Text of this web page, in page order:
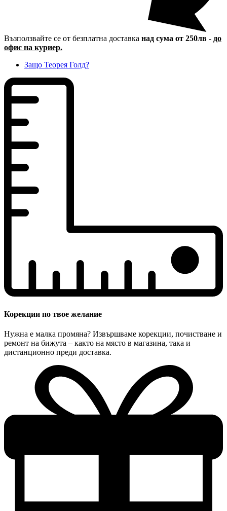
Възползвайте се от безплатна доставка над сума от 250лв - до
офис на куриер.
Защо Теорея Голд?
Корекции по твое желание
Нужна е малка промяна? Извършваме корекции, почистване и
ремонт на бижута – както на място в магазина, така и
дистанционно преди доставка.